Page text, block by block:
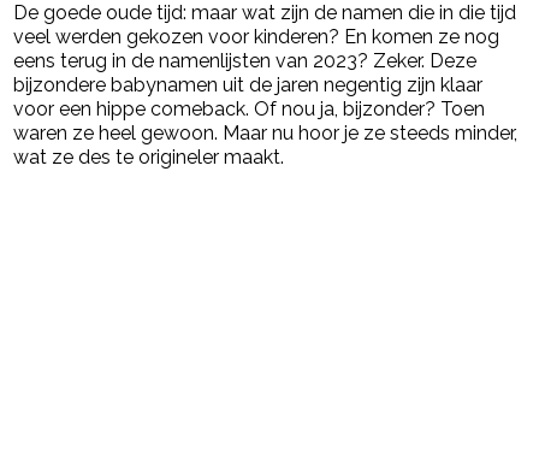
De goede oude tijd: maar wat zijn de namen die in die tijd
veel werden gekozen voor kinderen? En komen ze nog
eens terug in de namenlijsten van 2023? Zeker. Deze
bijzondere babynamen uit de jaren negentig zijn klaar
voor een hippe comeback. Of nou ja, bijzonder? Toen
waren ze heel gewoon. Maar nu hoor je ze steeds minder,
wat ze des te origineler maakt.